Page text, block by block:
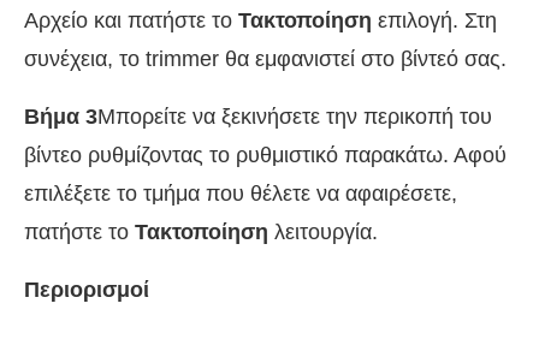
Αρχείο και πατήστε το Τακτοποίηση επιλογή. Στη
συνέχεια, το trimmer θα εμφανιστεί στο βίντεό σας.
Βήμα 3Μπορείτε να ξεκινήσετε την περικοπή του
βίντεο ρυθμίζοντας το ρυθμιστικό παρακάτω. Αφού
επιλέξετε το τμήμα που θέλετε να αφαιρέσετε,
πατήστε το Τακτοποίηση λειτουργία.
Περιορισμοί